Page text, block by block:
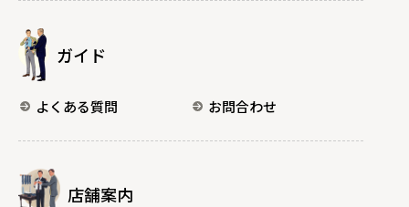
ガイド
よくある質問 お問合わせ
店舗案内